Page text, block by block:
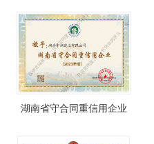
湖南省守合同重信用企业